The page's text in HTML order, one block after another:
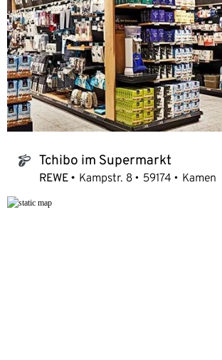
tchibo_logo Tchibo im Supermarkt
REWE Kampstr. 8 59174 Kamen